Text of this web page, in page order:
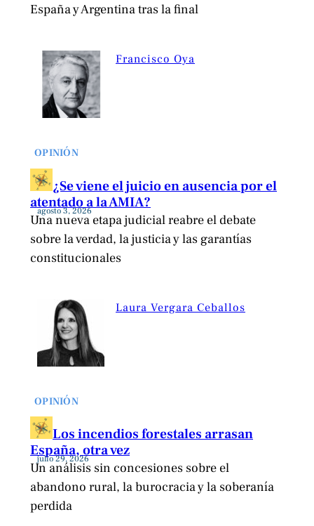
España y Argentina tras la final
Francisco Oya
OPINIÓN
¿Se viene el juicio en ausencia por el
atentado a la AMIA?
agosto 3, 2026
Una nueva etapa judicial reabre el debate
sobre la verdad, la justicia y las garantías
constitucionales
Laura Vergara Ceballos
OPINIÓN
Los incendios forestales arrasan
España, otra vez
julio 29, 2026
Un análisis sin concesiones sobre el
abandono rural, la burocracia y la soberanía
perdida